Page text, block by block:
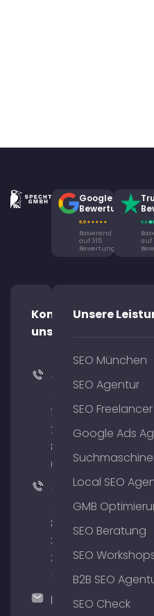
Google
Bewertung
Basierend
auf 315
Bewertungen
auf
Kontaktiere
uns!
+49
176
204
801
64
+49
89
380
375
Unsere
SEO München
SEO Agentur
SEO Freelancer
Google Ads
Local SEO
GMB
SEO Beratung
SEO
B2B SEO
SEO Check